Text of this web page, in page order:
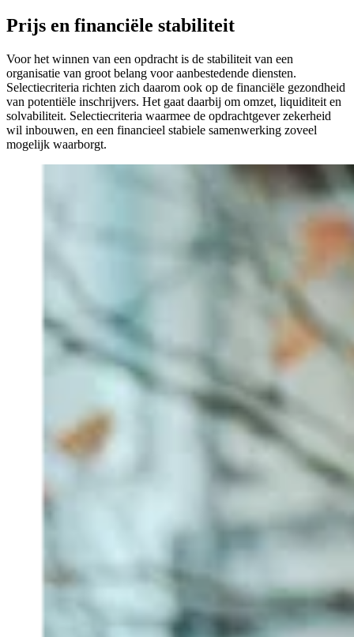
Prijs en financiële stabiliteit
Voor het winnen van een opdracht is de stabiliteit van een
organisatie van groot belang voor aanbestedende diensten.
Selectiecriteria richten zich daarom ook op de financiële gezondheid
van potentiële inschrijvers. Het gaat daarbij om omzet, liquiditeit en
solvabiliteit. Selectiecriteria waarmee de opdrachtgever zekerheid
wil inbouwen, en een financieel stabiele samenwerking zoveel
mogelijk waarborgt.